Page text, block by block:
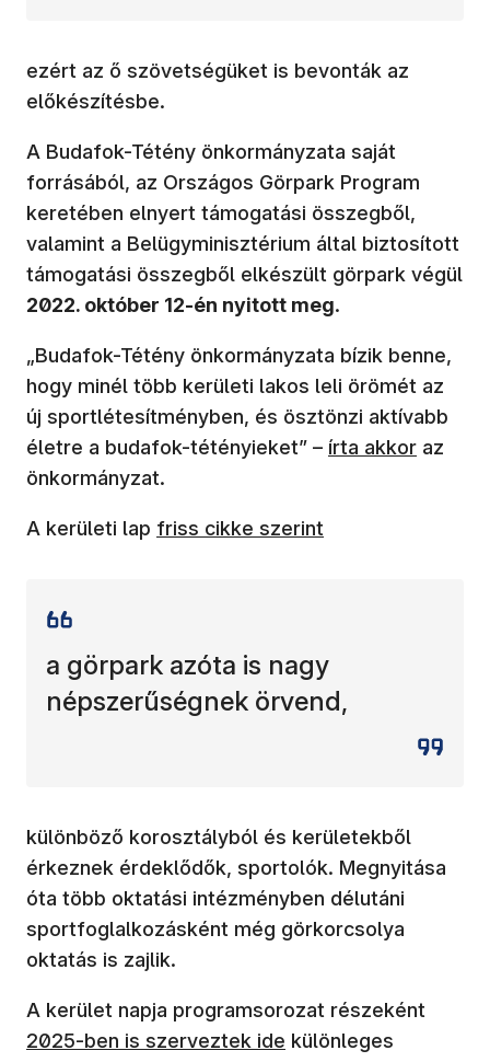
ezért az ő szövetségüket is bevonták az
előkészítésbe.
A Budafok-Tétény önkormányzata saját
forrásából, az Országos Görpark Program
keretében elnyert támogatási összegből,
valamint a Belügyminisztérium által biztosított
támogatási összegből elkészült görpark végül
2022. október 12-én nyitott meg.
„Budafok-Tétény önkormányzata bízik benne,
hogy minél több kerületi lakos leli örömét az
új sportlétesítményben, és ösztönzi aktívabb
életre a budafok-tétényieket” – (új ablakban
írta akkor az
önkormányzat.
A kerületi lap (új ablakban nyílik meg)
friss cikke szerint
a görpark azóta is nagy
népszerűségnek örvend,
különböző korosztályból és kerületekből
érkeznek érdeklődők, sportolók. Megnyitása
óta több oktatási intézményben délutáni
sportfoglalkozásként még görkorcsolya
oktatás is zajlik.
A kerület napja programsorozat részeként
2025-ben is szerveztek ide különleges